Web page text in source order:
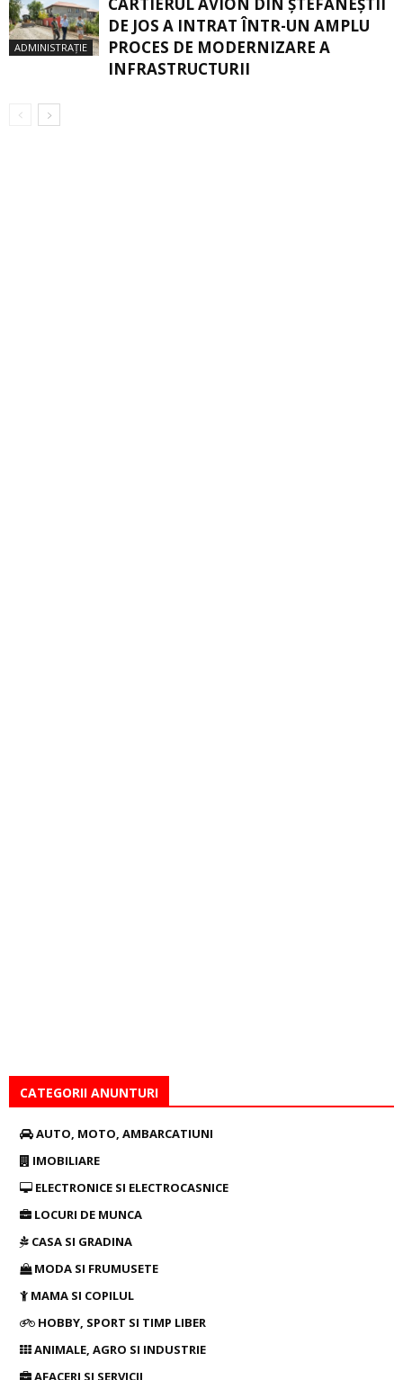
ADMINISTRAȚIE
DE JOS A INTRAT ÎNTR-UN AMPLU
PROCES DE MODERNIZARE A
INFRASTRUCTURII
CATEGORII ANUNTURI
AUTO, MOTO, AMBARCATIUNI
IMOBILIARE
ELECTRONICE SI ELECTROCASNICE
LOCURI DE MUNCA
CASA SI GRADINA
MODA SI FRUMUSETE
MAMA SI COPILUL
HOBBY, SPORT SI TIMP LIBER
ANIMALE, AGRO SI INDUSTRIE
AFACERI SI SERVICII